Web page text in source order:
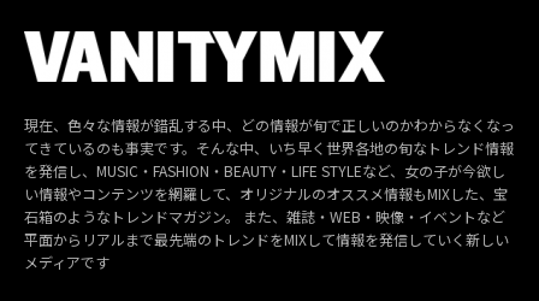
現在、色々な情報が錯乱する中、どの情報が旬で正しいのかわからなくなっ
てきているのも事実です。そんな中、いち早く世界各地の旬なトレンド情報
を発信し、MUSIC・FASHION・BEAUTY・LIFE STYLEなど、女の子が今欲し
い情報やコンテンツを網羅して、オリジナルのオススメ情報もMIXした、宝
石箱のようなトレンドマガジン。 また、雑誌・WEB・映像・イベントなど
平面からリアルまで最先端のトレンドをMIXして情報を発信していく新しい
メディアです